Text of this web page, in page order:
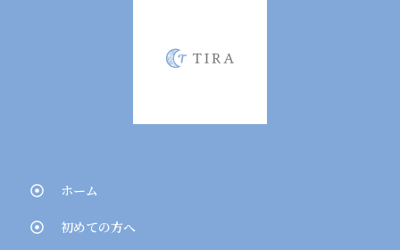
ホーム
初めての方へ